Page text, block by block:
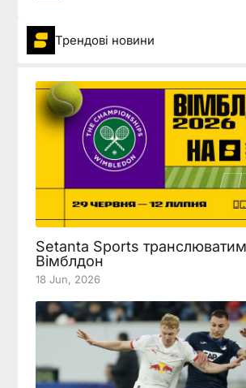
Трендові новини
Setanta Sports
Вімблдон
18 Jun, 2026